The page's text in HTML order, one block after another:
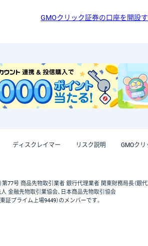
GMOクリック証券の口座を開設
ディスクレイマー リスク説明 GMOク
第77号 商品先物取引業者 銀行代理業者 関東財務局長（銀
金融先物取引業協会、日本商品先物取引協会
証プライム上場9449）のメンバーです。